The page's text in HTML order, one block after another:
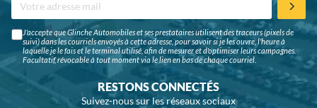
J'accepte que Glinche Automobiles et ses prestataires utilisent des traceurs (pixels de
suivi) dans les courriels envoyés à cette adresse, pour savoir si je les ouvre, l'heure à
laquelle je le fais et le terminal utilisé, afin de mesurer et d'optimiser leurs campagnes.
Facultatif, révocable à tout moment via le lien en bas de chaque courriel.
RESTONS CONNECTÉS
Suivez-nous sur les réseaux sociaux